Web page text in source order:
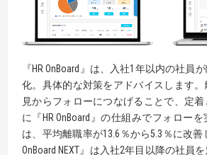
『HR OnBoard』は、入社1年以内の社員
化。具体的な対策をアドバイスします
見からフォローにつなげることで、定
に『HR OnBoard』の仕組みでフォロー
は、平均離職率が13.6％から5.3％に改善
OnBoard NEXT』は入社2年目以降の社員